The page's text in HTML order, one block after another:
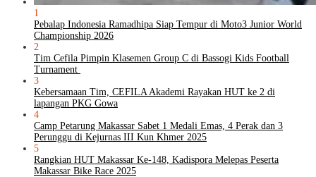
1
Pebalap Indonesia Ramadhipa Siap Tempur di Moto3 Junior World
Championship 2026
2
Tim Cefila Pimpin Klasemen Group C di Bassogi Kids Football
Turnament
3
Kebersamaan Tim, CEFILA Akademi Rayakan HUT ke 2 di
lapangan PKG Gowa
4
Camp Petarung Makassar Sabet 1 Medali Emas, 4 Perak dan 3
Perunggu di Kejurnas III Kun Khmer 2025
5
Rangkian HUT Makassar Ke-148, Kadispora Melepas Peserta
Makassar Bike Race 2025